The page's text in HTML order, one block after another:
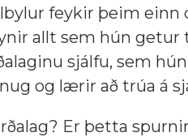
feykir þeim einn
allt sem hún getur
sjálfu, sem
og lærir að trúa á
Er þetta